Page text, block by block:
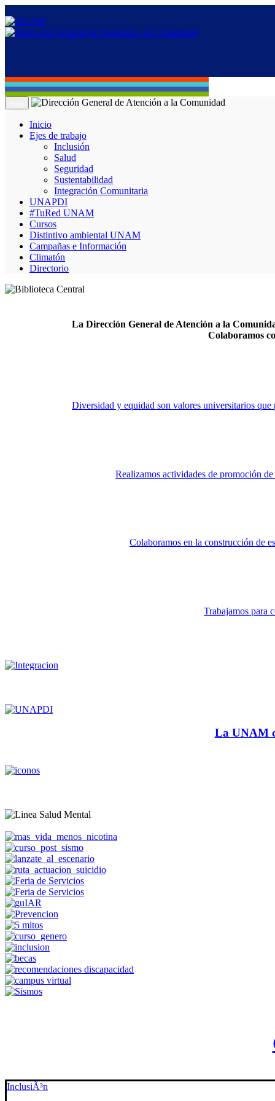
Inicio
Ejes de trabajo
Inclusión
Salud
Seguridad
Sustentabilidad
Integración Comunitaria
UNAPDI
#TuRed UNAM
Cursos
Distintivo ambiental UNAM
Campañas e Información
Climatón
Directorio
La Dirección General de Atención a la
Colaboramos
Diversidad y equidad son valores universitarios que
Realizamos actividades de promoción
Colaboramos en la construcción de
Trabajamos para
La UNAM
InclusiÃ³n